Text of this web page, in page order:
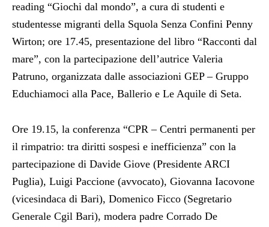
reading “Giochi dal mondo”, a cura di studenti e
studentesse migranti della Squola Senza Confini Penny
Wirton; ore 17.45, presentazione del libro “Racconti dal
mare”, con la partecipazione dell’autrice Valeria
Patruno, organizzata dalle associazioni GEP – Gruppo
Educhiamoci alla Pace, Ballerio e Le Aquile di Seta.
Ore 19.15, la conferenza “CPR – Centri permanenti per
il rimpatrio: tra diritti sospesi e inefficienza” con la
partecipazione di Davide Giove (Presidente ARCI
Puglia), Luigi Paccione (avvocato), Giovanna Iacovone
(vicesindaca di Bari), Domenico Ficco (Segretario
Generale Cgil Bari), modera padre Corrado De